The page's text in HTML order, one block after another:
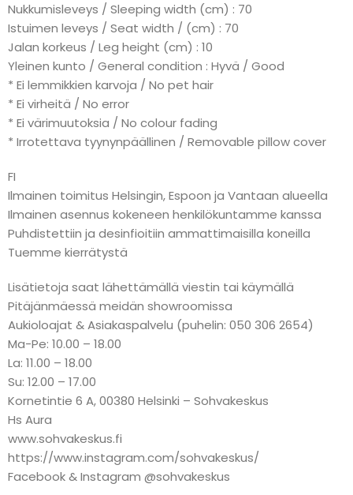
Nukkumisleveys / Sleeping width (cm) : 70
Istuimen leveys / Seat width / (cm) : 70
Jalan korkeus / Leg height (cm) : 10
Yleinen kunto / General condition : Hyvä / Good
* Ei lemmikkien karvoja / No pet hair
* Ei virheitä / No error
* Ei värimuutoksia / No colour fading
* Irrotettava tyynynpäällinen / Removable pillow cover
FI
Ilmainen toimitus Helsingin, Espoon ja Vantaan alueella
Ilmainen asennus kokeneen henkilökuntamme kanssa
Puhdistettiin ja desinfioitiin ammattimaisilla koneilla
Tuemme kierrätystä
Lisätietoja saat lähettämällä viestin tai käymällä
Pitäjänmäessä meidän showroomissa
Aukioloajat & Asiakaspalvelu (puhelin: 050 306 2654)
Ma-Pe: 10.00 – 18.00
La: 11.00 – 18.00
Su: 12.00 – 17.00
Kornetintie 6 A, 00380 Helsinki – Sohvakeskus
Hs Aura
www.sohvakeskus.fi
https://www.instagram.com/sohvakeskus/
Facebook & Instagram @sohvakeskus